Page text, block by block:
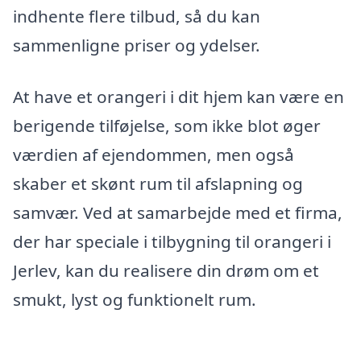
indhente flere tilbud, så du kan
sammenligne priser og ydelser.
At have et orangeri i dit hjem kan være en
berigende tilføjelse, som ikke blot øger
værdien af ejendommen, men også
skaber et skønt rum til afslapning og
samvær. Ved at samarbejde med et firma,
der har speciale i tilbygning til orangeri i
Jerlev, kan du realisere din drøm om et
smukt, lyst og funktionelt rum.